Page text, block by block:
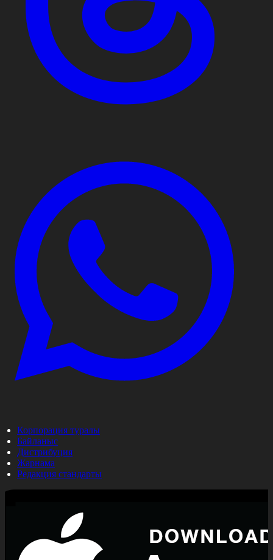
Корпорация туралы
Байланыс
Дистрибуция
Жарнама
Редакция стандарты